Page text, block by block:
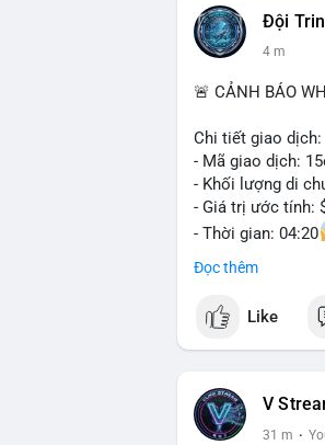
Đội
4 m
🚨 CẢNH BÁO
Chi tiết giao dịch:
- Mã giao dịch:
- Khối lượng di
- Giá trị ước tính:
- Thời gian: 04:20
Nhận định phân
khung giờ sáng
lớn. Quy mô
lên thị trường
ngược lại, nếu
hướng tăng của
Đọc thêm
Like
V
31 m ·